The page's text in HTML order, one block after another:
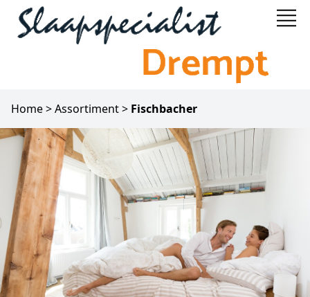
Home>Assortiment> Fischbacher